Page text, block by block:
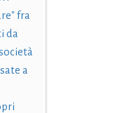
fra
da
a